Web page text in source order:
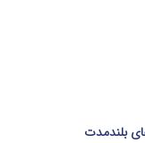
بلندمدت